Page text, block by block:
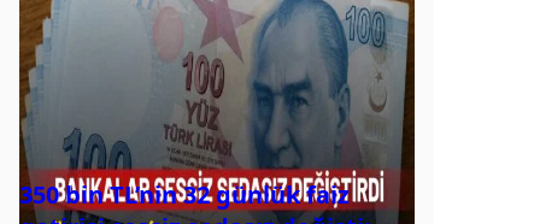
350 bin TL’nin 32 günlük faiz